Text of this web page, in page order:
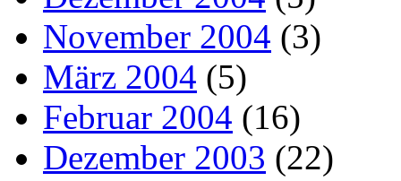
November 2004 (3)
März 2004 (5)
Februar 2004 (16)
Dezember 2003 (22)